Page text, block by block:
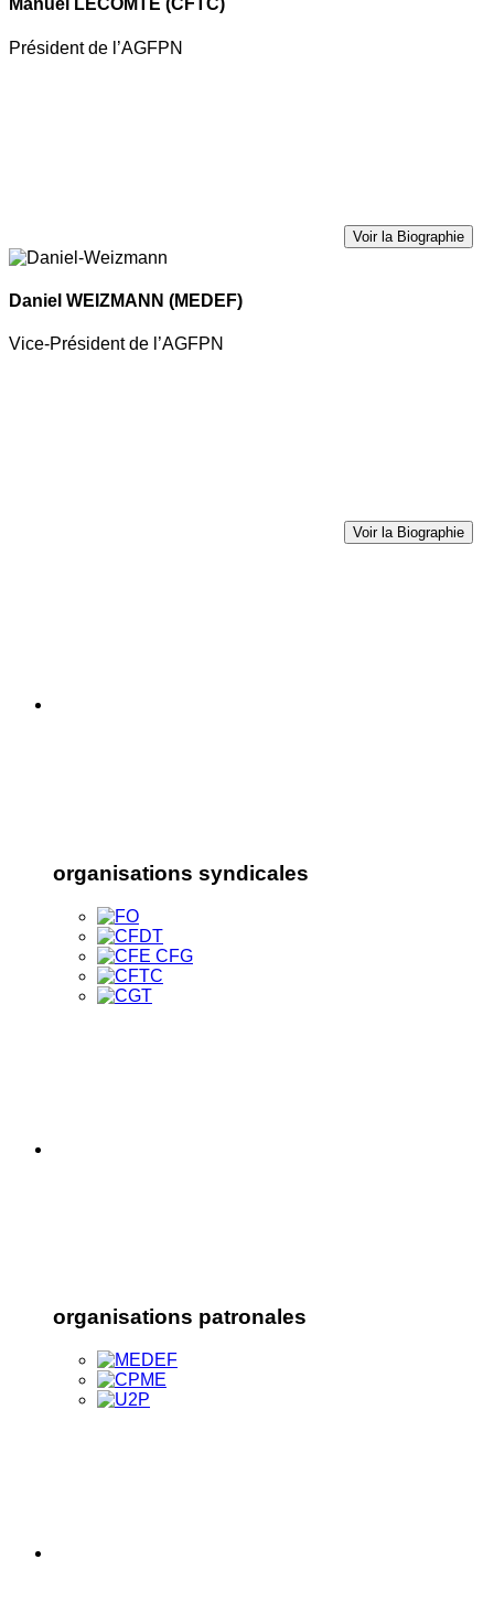
Manuel LECOMTE (CFTC)
Président de l’AGFPN
Voir la Biographie
Daniel WEIZMANN (MEDEF)
Vice-Président de l’AGFPN
Voir la Biographie
organisations syndicales
organisations patronales